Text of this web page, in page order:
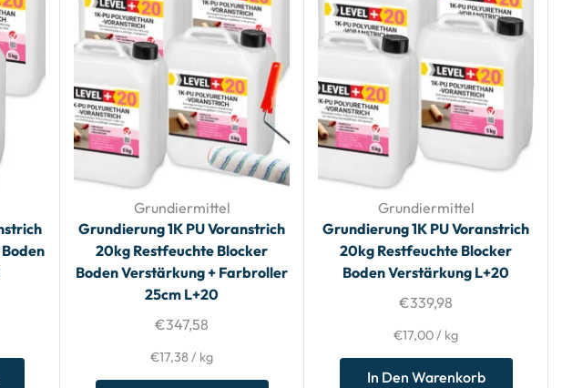
Grundiermittel
Grundierung 1K PU Voranstrich
20kg Restfeuchte Blocker
Boden Verstärkung + Farbroller
25cm L+20
€347,58
€17,38/ kg
Grundiermittel
Grundierung 1K PU Voranstrich
20kg Restfeuchte Blocker
Boden Verstärkung L+20
€339,98
€17,00/ kg
In Den Warenkorb